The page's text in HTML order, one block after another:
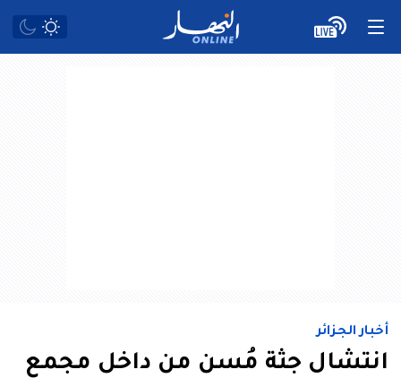
أخبار الجزائر
انتشال جثة مُسن من داخل مجمع